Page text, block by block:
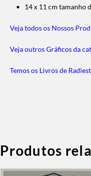
14 x 11 cm tamanho
Veja todos os Nossos
Veja outros Gráficos da
Temos os Livros de
Produtos